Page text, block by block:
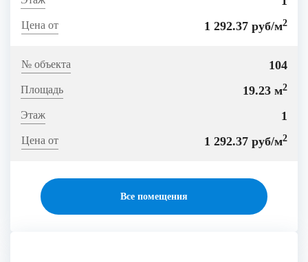
1 292.37 руб/м2
104
19.23 м2
1
1 292.37 руб/м2
Все помещения